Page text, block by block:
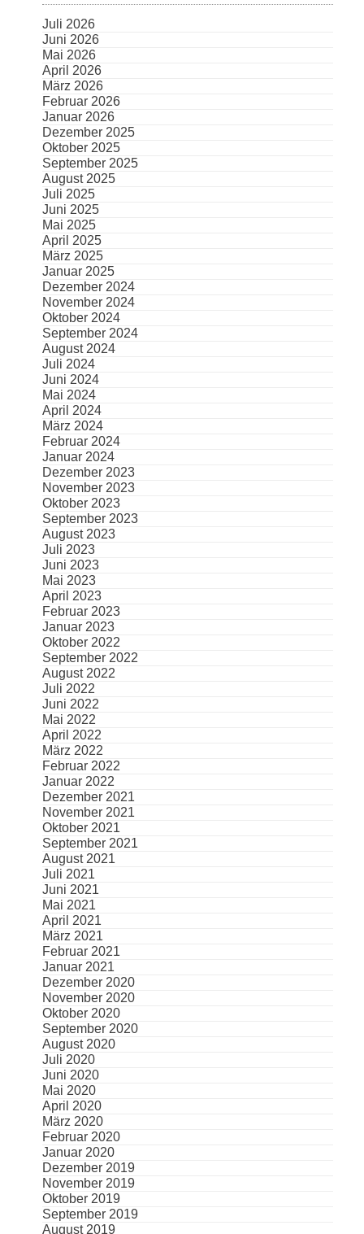
Juli 2026
Juni 2026
Mai 2026
April 2026
März 2026
Februar 2026
Januar 2026
Dezember 2025
Oktober 2025
September 2025
August 2025
Juli 2025
Juni 2025
Mai 2025
April 2025
März 2025
Januar 2025
Dezember 2024
November 2024
Oktober 2024
September 2024
August 2024
Juli 2024
Juni 2024
Mai 2024
April 2024
März 2024
Februar 2024
Januar 2024
Dezember 2023
November 2023
Oktober 2023
September 2023
August 2023
Juli 2023
Juni 2023
Mai 2023
April 2023
Februar 2023
Januar 2023
Oktober 2022
September 2022
August 2022
Juli 2022
Juni 2022
Mai 2022
April 2022
März 2022
Februar 2022
Januar 2022
Dezember 2021
November 2021
Oktober 2021
September 2021
August 2021
Juli 2021
Juni 2021
Mai 2021
April 2021
März 2021
Februar 2021
Januar 2021
Dezember 2020
November 2020
Oktober 2020
September 2020
August 2020
Juli 2020
Juni 2020
Mai 2020
April 2020
März 2020
Februar 2020
Januar 2020
Dezember 2019
November 2019
Oktober 2019
September 2019
August 2019